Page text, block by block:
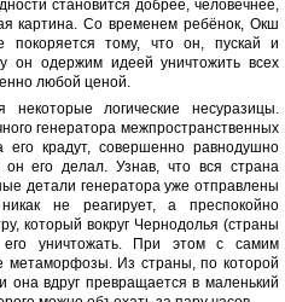
становится добрее, человечнее,
картина. Со временем ребёнок, Окш
тому, что он, пускай и
он одержим идеей уничтожить всех
любой ценой.
логические несуразицы.
генератора межпространственных
крадут, совершенно равнодушно
он его делал. Узнав, что вся страна
детали генератора уже отправлены
не реагирует, а преспокойно
который вокруг Чернодолья (страны
уничтожать. При этом с самим
метаморфозы. Из страны, по которой
вдруг превращается в маленький